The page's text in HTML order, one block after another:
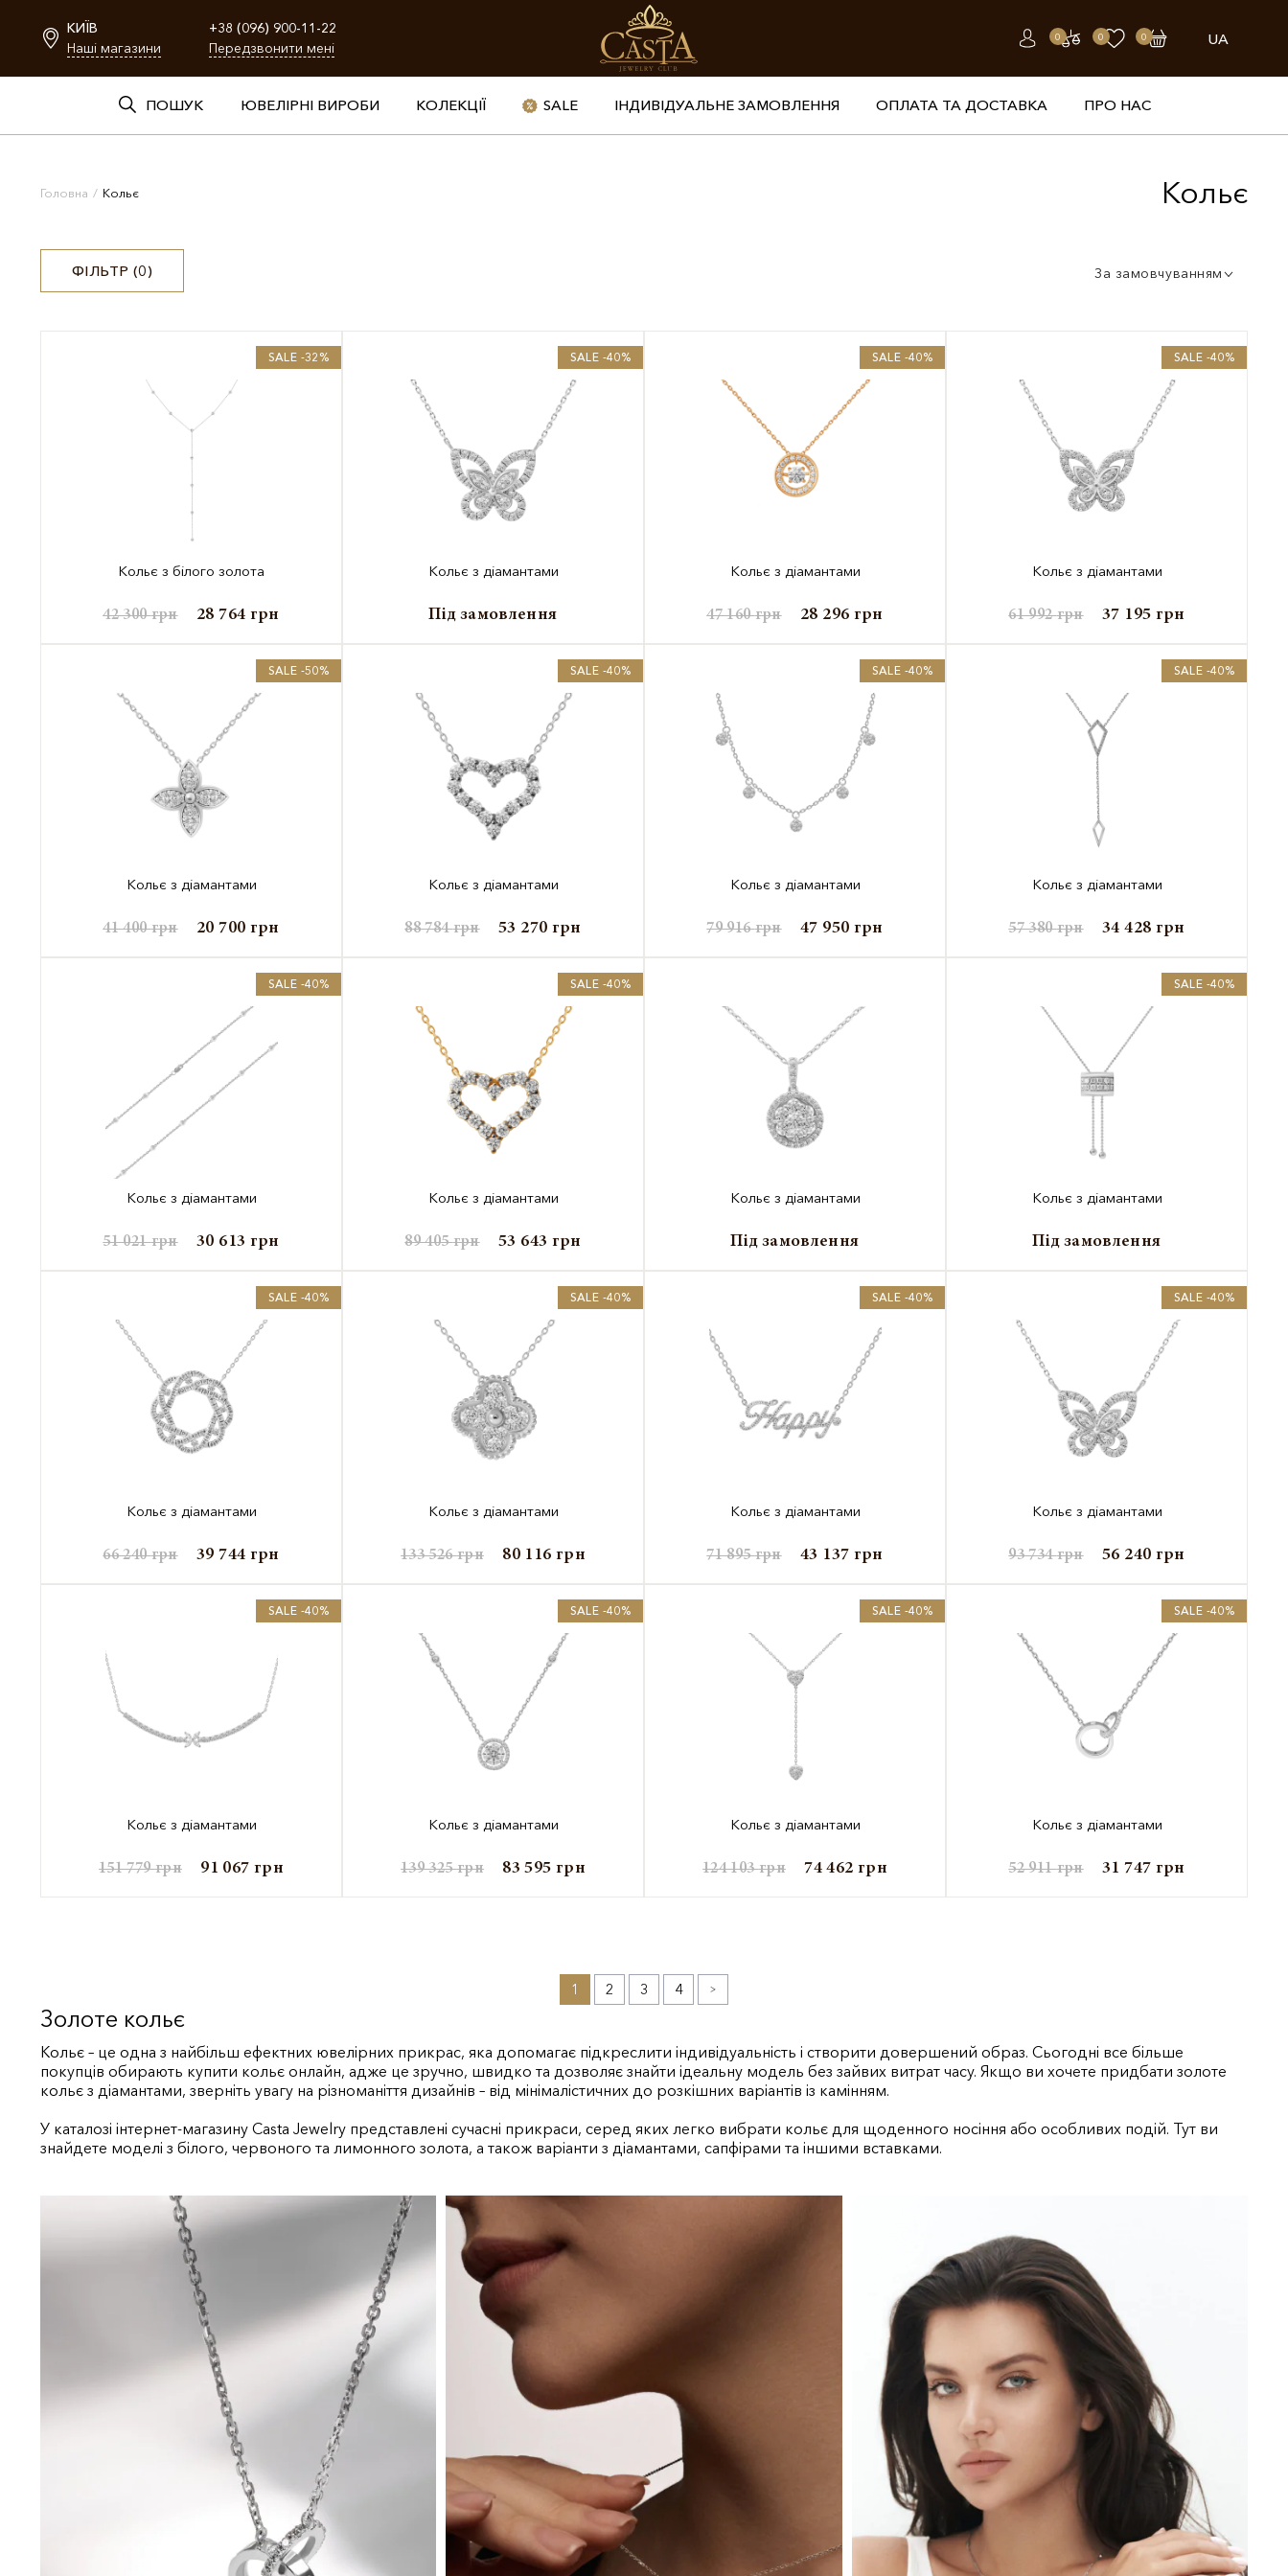
КИЇВ
Наші магазини
+38 (096) 900-11-22
Передзвонити мені
0 0 0 UA
ПОШУК ЮВЕЛІРНІ ВИРОБИ КОЛЕКЦІЇ SALE ІНДИВІДУАЛЬНЕ ЗАМОВЛЕННЯ ОПЛАТА ТА ДОСТАВКА ПРО НАС
Головна / Кольє Кольє
ФІЛЬТР (0) За замовчуванням
SALE -32%
Кольє з білого золота
42 300грн 28 764 грн
SALE -40%
Кольє з діамантами
Під замовлення
SALE -40%
Кольє з діамантами
47 160грн 28 296 грн
SALE -40%
Кольє з діамантами
61 992грн 37 195 грн
SALE -50%
Кольє з діамантами
41 400грн 20 700 грн
SALE -40%
Кольє з діамантами
88 784грн 53 270 грн
SALE -40%
Кольє з діамантами
79 916грн 47 950 грн
SALE -40%
Кольє з діамантами
57 380грн 34 428 грн
SALE -40%
Кольє з діамантами
51 021грн 30 613 грн
SALE -40%
Кольє з діамантами
89 405грн 53 643 грн
Кольє з діамантами
Під замовлення
SALE -40%
Кольє з діамантами
Під замовлення
SALE -40%
Кольє з діамантами
66 240грн 39 744 грн
SALE -40%
Кольє з діамантами
133 526грн 80 116 грн
SALE -40%
Кольє з діамантами
71 895грн 43 137 грн
SALE -40%
Кольє з діамантами
93 734грн 56 240 грн
SALE -40%
Кольє з діамантами
151 779грн 91 067 грн
SALE -40%
Кольє з діамантами
139 325грн 83 595 грн
SALE -40%
Кольє з діамантами
124 103грн 74 462 грн
SALE -40%
Кольє з діамантами
52 911грн 31 747 грн
1 2 3 4 »
Золоте кольє
Кольє – це одна з найбільш ефектних ювелірних прикрас, яка допомагає підкреслити індивідуальність і створити довершений образ. Сьогодні все більше
покупців обирають купити кольє онлайн, адже це зручно, швидко та дозволяє знайти ідеальну модель без зайвих витрат часу. Якщо ви хочете придбати золоте
кольє з діамантами, зверніть увагу на різноманіття дизайнів – від мінімалістичних до розкішних варіантів із камінням.
У каталозі інтернет-магазину Casta Jewelry представлені сучасні прикраси, серед яких легко вибрати кольє для щоденного носіння або особливих подій. Тут ви
знайдете моделі з білого, червоного та лимонного золота, а також варіанти з діамантами, сапфірами та іншими вставками.